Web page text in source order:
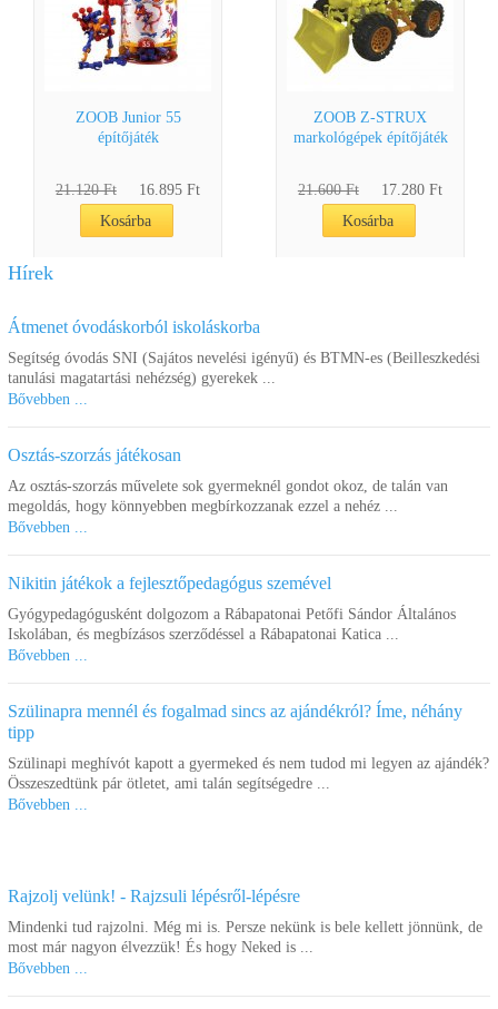
ZOOB Junior 55
építőjáték
21.120 Ft
16.895 Ft
Kosárba
ZOOB Z-STRUX
markológépek építőjáték
21.600 Ft
17.280 Ft
Kosárba
daru építőjáték
Kosárba
Odüsszea építőjáték
6.210 Ft
4.970 Ft
Kosárba
Hírek
Átmenet óvodáskorból iskoláskorba
Segítség óvodás SNI (Sajátos nevelési igényű) és BTMN-es (Beilleszkedési
tanulási magatartási nehézség) gyerekek ...
Bővebben ...
Osztás-szorzás játékosan
Az osztás-szorzás művelete sok gyermeknél gondot okoz, de talán van
megoldás, hogy könnyebben megbírkozzanak ezzel a nehéz ...
Bővebben ...
Nikitin játékok a fejlesztőpedagógus szemével
Gyógypedagógusként dolgozom a Rábapatonai Petőfi Sándor Általános
Iskolában, és megbízásos szerződéssel a Rábapatonai Katica ...
Bővebben ...
Szülinapra mennél és fogalmad sincs az ajándékról? Íme, néhány
tipp
Szülinapi meghívót kapott a gyermeked és nem tudod mi legyen az ajándék?
Összeszedtünk pár ötletet, ami talán segítségedre ...
Bővebben ...
Rajzolj velünk! - Rajzsuli lépésről-lépésre
Mindenki tud rajzolni. Még mi is. Persze nekünk is bele kellett jönnünk, de
most már nagyon élvezzük! És hogy Neked is ...
Bővebben ...